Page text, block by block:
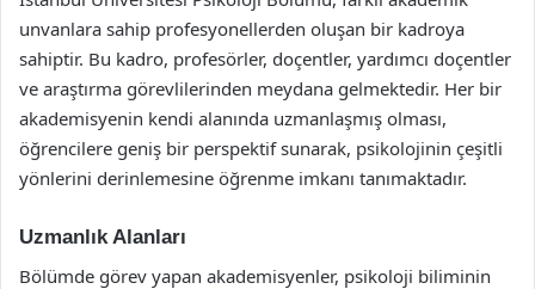
unvanlara sahip profesyonellerden oluşan bir kadroya
sahiptir. Bu kadro, profesörler, doçentler, yardımcı doçentler
ve araştırma görevlilerinden meydana gelmektedir. Her bir
akademisyenin kendi alanında uzmanlaşmış olması,
öğrencilere geniş bir perspektif sunarak, psikolojinin çeşitli
yönlerini derinlemesine öğrenme imkanı tanımaktadır.
Uzmanlık Alanları
Bölümde görev yapan akademisyenler, psikoloji biliminin